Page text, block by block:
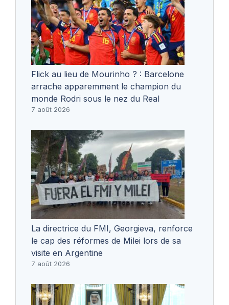
Flick au lieu de Mourinho ? : Barcelone
arrache apparemment le champion du
monde Rodri sous le nez du Real
7 août 2026
La directrice du FMI, Georgieva, renforce
le cap des réformes de Milei lors de sa
visite en Argentine
7 août 2026